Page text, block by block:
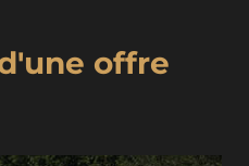
offre